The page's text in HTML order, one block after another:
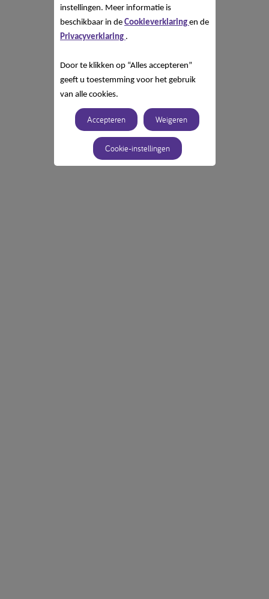
instellingen. Meer informatie is
beschikbaar in de Cookieverklaring en de
Privacyverklaring .
Door te klikken op “Alles accepteren”
geeft u toestemming voor het gebruik
van alle cookies.
Accepteren Weigeren
Cookie-instellingen